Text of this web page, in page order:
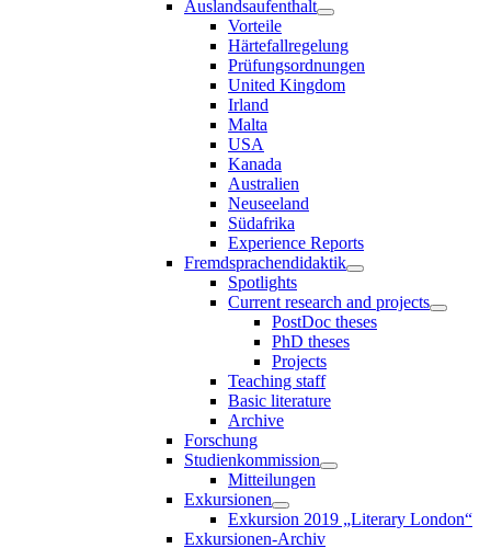
Auslandsaufenthalt
Vorteile
Härtefallregelung
Prüfungsordnungen
United Kingdom
Irland
Malta
USA
Kanada
Australien
Neuseeland
Südafrika
Experience Reports
Fremdsprachendidaktik
Spotlights
Current research and projects
PostDoc theses
PhD theses
Projects
Teaching staff
Basic literature
Archive
Forschung
Studienkommission
Mitteilungen
Exkursionen
Exkursion 2019 „Literary London“
Exkursionen-Archiv